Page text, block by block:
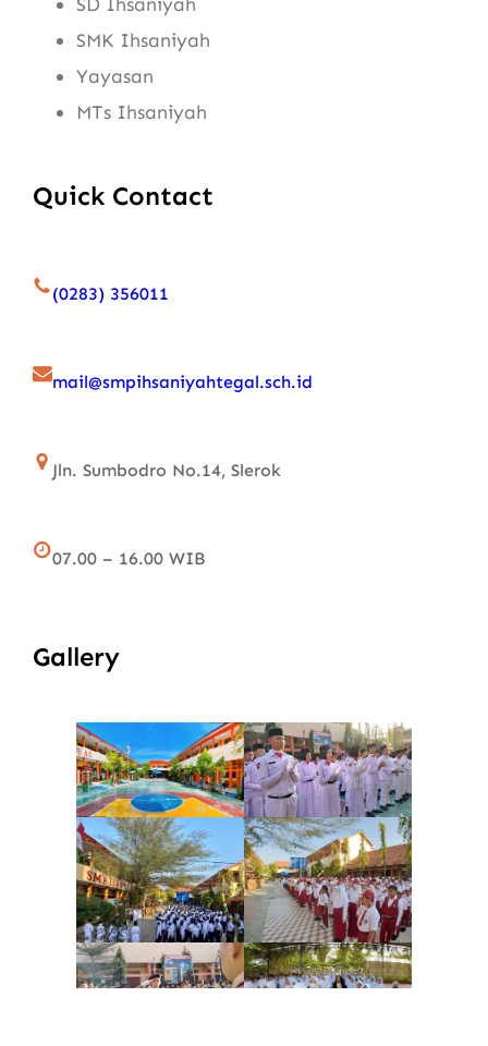
SMK Ihsaniyah
Yayasan
MTs Ihsaniyah
Quick Contact
(0283) 356011
mail@smpihsaniyahtegal.sch.id
Jln. Sumbodro No.14, Slerok
07.00 – 16.00 WIB
Gallery